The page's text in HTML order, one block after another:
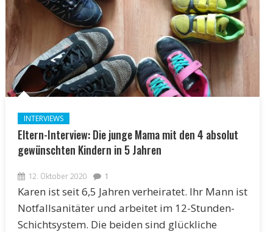
INTERVIEWS
Eltern-Interview: Die junge Mama mit den 4 absolut
gewünschten Kindern in 5 Jahren
12. Oktober 2020 1
Karen ist seit 6,5 Jahren verheiratet. Ihr Mann ist
Notfallsanitäter und arbeitet im 12-Stunden-
Schichtsystem. Die beiden sind glückliche